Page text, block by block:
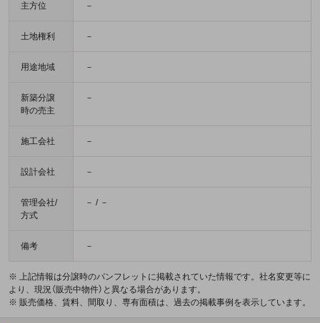
主方位 －
土地権利 －
用途地域 －
新築分譲
時の売主
－
施工会社 －
設計会社 －
管理会社/
方式
－ / －
備考 －
※ 上記情報は分譲時のパンフレットに掲載されていた情報です。社名変更等に
より、現況（販売中物件）と異なる場合があります。
※ 販売価格、賃料、間取り、専有面積は、過去の掲載事例を表示しています。